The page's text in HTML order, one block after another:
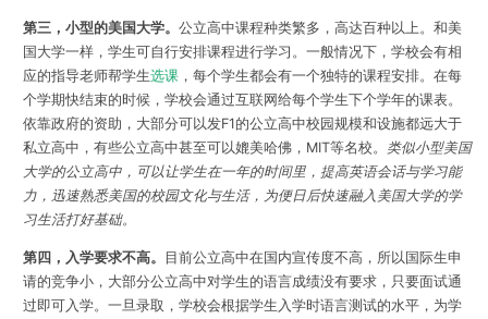
第三，小型的美国大学。 公立高中课程种类繁多，高达百种以上。和美
国大学一样，学生可自行安排课程进行学习。一般情况下，学校会有相
应的指导老师帮学生选课，每个学生都会有一个独特的课程安排。在每
个学期快结束的时候，学校会通过互联网给每个学生下个学年的课表。
依靠政府的资助，大部分可以发F1的公立高中校园规模和设施都远大于
私立高中，有些公立高中甚至可以媲美哈佛，MIT等名校。 类似小型美国
大学的公立高中，可以让学生在一年的时间里，提高英语会话与学习能
力，迅速熟悉美国的校园文化与生活，为便日后快速融入美国大学的学
习生活打好基础。
第四，入学要求不高。
目前公立高中在国内宣传度不高，所以国际生申
请的竞争小，大部分公立高中对学生的语言成绩没有要求，只要面试通
过即可入学。一旦录取，学校会根据学生入学时语言测试的水平，为学